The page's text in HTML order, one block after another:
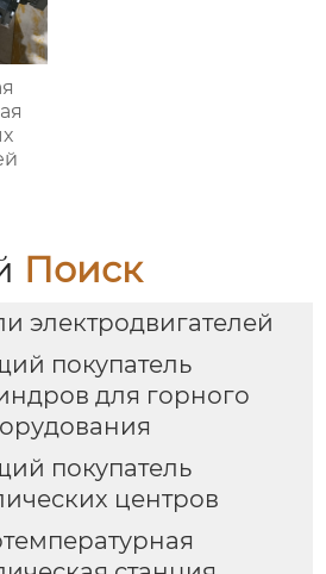
Поиск
электродвигателей
покупатель
для горного
покупатель
центров